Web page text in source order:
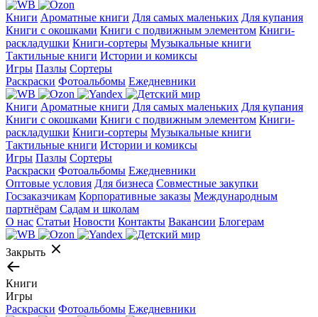
Книги Ароматные книги Для самых маленьких Для купания
Книги с окошками Книги с подвижным элементом Книги-
раскладушки Книги-сортеры Музыкальные книги
Тактильные книги Истории и комиксы
Игры Пазлы Сортеры
Раскраски Фотоальбомы Ежедневники
Книги Ароматные книги Для самых маленьких Для купания
Книги с окошками Книги с подвижным элементом Книги-
раскладушки Книги-сортеры Музыкальные книги
Тактильные книги Истории и комиксы
Игры Пазлы Сортеры
Раскраски Фотоальбомы Ежедневники
Оптовые условия Для бизнеса Совместные закупки
Госзаказчикам Корпоративные заказы Международным
партнёрам Садам и школам
О нас Статьи Новости Контакты Вакансии Блогерам
Закрыть
Книги
Игры
Раскраски Фотоальбомы Ежедневники